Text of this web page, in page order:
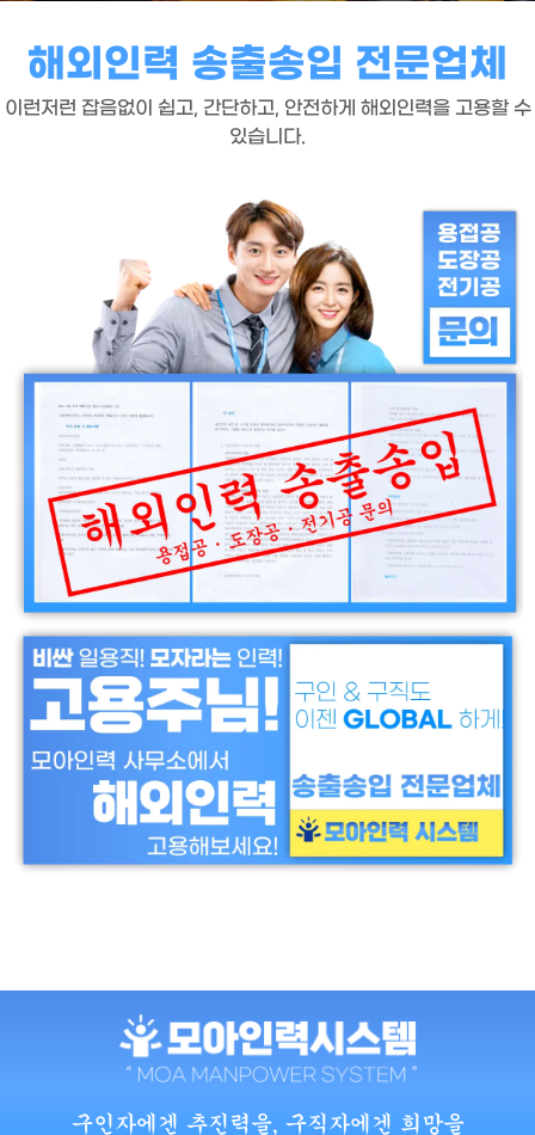
해외인력 송출송입 전문업체
이런저런 잡음없이 쉽고, 간단하고, 안전하게 해외인력을 고용할 수
있습니다.
구인자에겐 추진력을, 구직자에겐 희망을